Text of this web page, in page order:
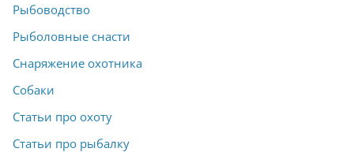
Рыбоводство
Рыболовные снасти
Снаряжение охотника
Собаки
Статьи про охоту
Статьи про рыбалку